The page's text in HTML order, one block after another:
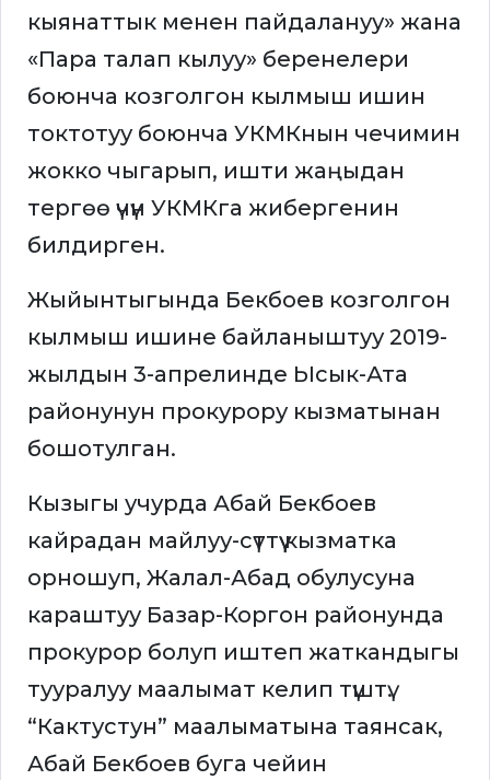
кыянаттык менен пайдалануу» жана
«Пара талап кылуу» беренелери
боюнча козголгон кылмыш ишин
токтотуу боюнча УКМКнын чечимин
жокко чыгарып, ишти жаңыдан
тергөө үчүн УКМКга жибергенин
билдирген.
Жыйынтыгында Бекбоев козголгон
кылмыш ишине байланыштуу 2019-
жылдын 3-апрелинде Ысык-Ата
районунун прокурору кызматынан
бошотулган.
Кызыгы учурда Абай Бекбоев
кайрадан майлуу-сүттүү кызматка
орношуп, Жалал-Абад обулусуна
караштуу Базар-Коргон районунда
прокурор болуп иштеп жаткандыгы
тууралуу маалымат келип түштү.
“Кактустун” маалыматына таянсак,
Абай Бекбоев буга чейин